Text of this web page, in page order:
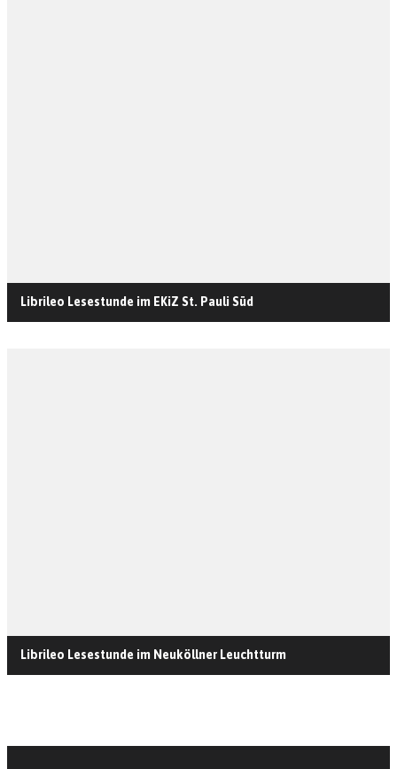
Librileo Lesestunde im EKiZ St. Pauli Süd
Librileo Lesestunde im Neuköllner Leuchtturm